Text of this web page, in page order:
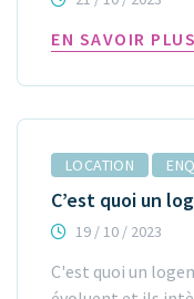
EN SAVOIR PLUS
LOCATION
C’est quoi un
19 / 10 / 2023
C'est quoi un